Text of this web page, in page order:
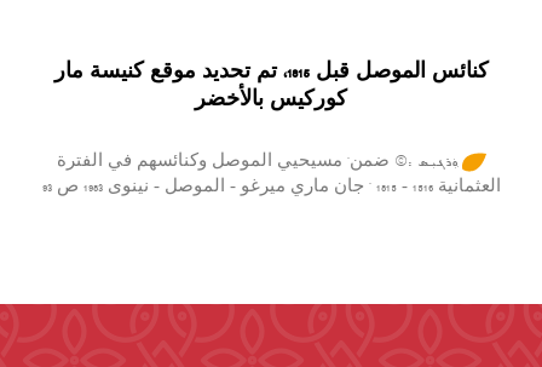
كنائس الموصل قبل 1815، تم تحديد موقع كنيسة مار
كوركيس بالأخضر
ܼܘܲܪܓܝܼܣ :© ضمن" مسيحيي الموصل وكنائسهم في الفترة
العثمانية 1516 - 1815 " جان ماري ميرغو - الموصل - نينوى 1983 ص 93